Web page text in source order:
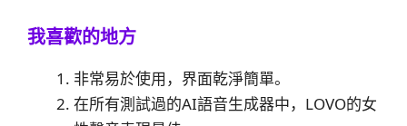
我喜歡的地方
非常易於使用，界面乾淨簡單。
在所有測試過的AI語音生成器中，LOVO的女